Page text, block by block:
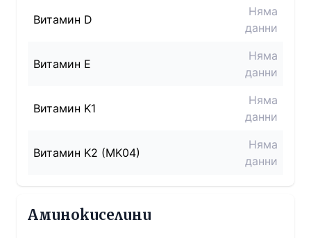
Витамин D
Няма
данни
Витамин E
Няма
данни
Витамин K1
Няма
данни
Витамин K2 (MK04)
Няма
данни
Аминокиселини